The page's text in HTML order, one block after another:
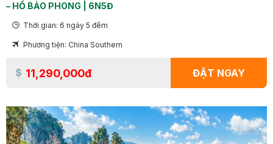
– HỒ BẢO PHONG | 6N5Đ
Thời gian: 6 ngày 5 đêm
Phương tiện: China Southern
11,290,000đ ĐẶT NGAY